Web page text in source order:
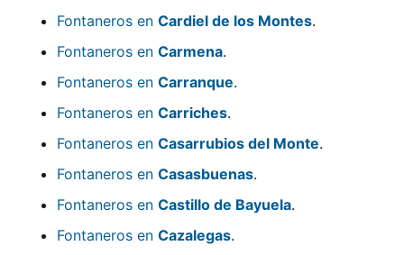
Fontaneros en Cardiel de los Montes.
Fontaneros en Carmena.
Fontaneros en Carranque.
Fontaneros en Carriches.
Fontaneros en Casarrubios del Monte.
Fontaneros en Casasbuenas.
Fontaneros en Castillo de Bayuela.
Fontaneros en Cazalegas.